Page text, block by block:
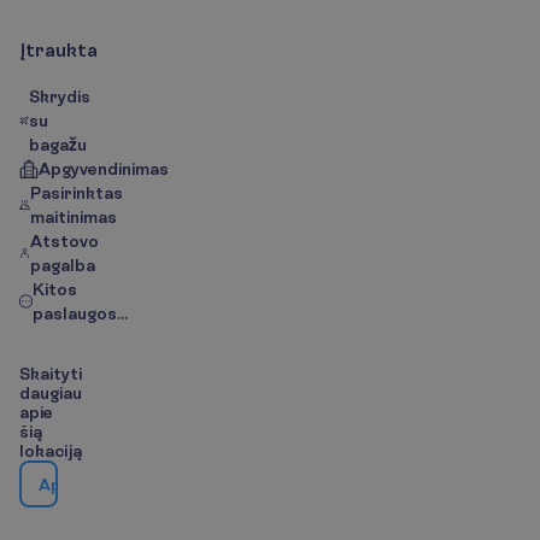
Įtraukta
Skrydis
su
bagažu
Apgyvendinimas
Pasirinktas
maitinimas
Atstovo
pagalba
Kitos
paslaugos...
Skaityti
daugiau
apie
šią
lokaciją
Ap